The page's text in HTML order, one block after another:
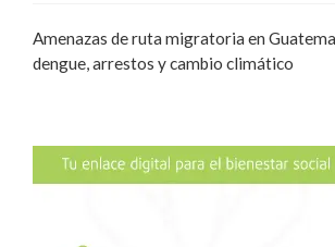
Amenazas de ruta migratoria en
dengue, arrestos y cambio climático